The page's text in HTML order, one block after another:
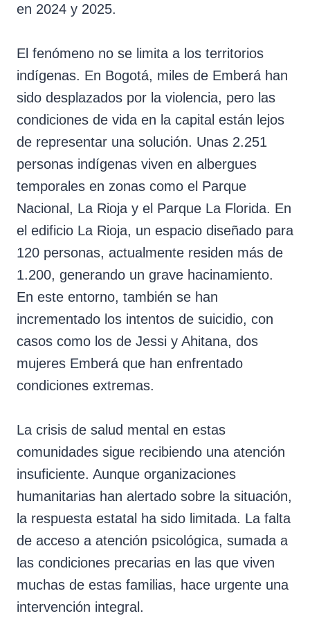
en 2024 y 2025.
El fenómeno no se limita a los territorios
indígenas. En Bogotá, miles de Emberá han
sido desplazados por la violencia, pero las
condiciones de vida en la capital están lejos
de representar una solución. Unas 2.251
personas indígenas viven en albergues
temporales en zonas como el Parque
Nacional, La Rioja y el Parque La Florida. En
el edificio La Rioja, un espacio diseñado para
120 personas, actualmente residen más de
1.200, generando un grave hacinamiento.
En este entorno, también se han
incrementado los intentos de suicidio, con
casos como los de Jessi y Ahitana, dos
mujeres Emberá que han enfrentado
condiciones extremas.
La crisis de salud mental en estas
comunidades sigue recibiendo una atención
insuficiente. Aunque organizaciones
humanitarias han alertado sobre la situación,
la respuesta estatal ha sido limitada. La falta
de acceso a atención psicológica, sumada a
las condiciones precarias en las que viven
muchas de estas familias, hace urgente una
intervención integral.